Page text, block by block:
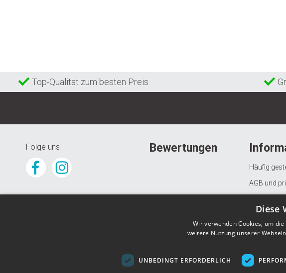
Top-Qualität zum besten Preis
Folge uns Bewertungen
Häufig
AGB und
Widerrufs-
Über
Diese
Wir verwenden Cookies, um
weitere Nutzung unserer
UNBEDINGT ERFORDERLICH